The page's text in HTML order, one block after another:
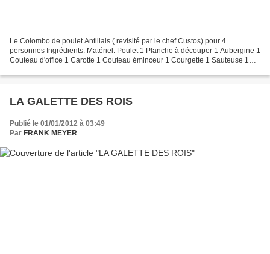
Le Colombo de poulet Antillais ( revisité par le chef Custos) pour 4
personnes Ingrédients: Matériel: Poulet 1 Planche à découper 1 Aubergine 1
Couteau d'office 1 Carotte 1 Couteau éminceur 1 Courgette 1 Sauteuse 1
LA GALETTE DES ROIS
Publié le 01/01/2012 à 03:49
Par FRANK MEYER